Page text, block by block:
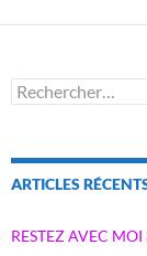
Rechercher :
ARTICLES
RESTEZ AVEC MOI